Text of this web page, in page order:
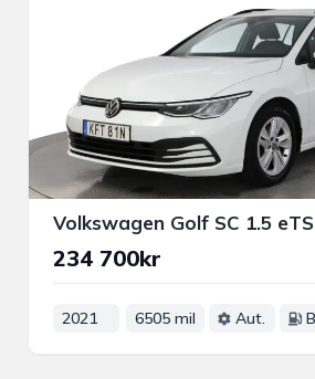
234 700kr
2021 6505 mil Aut.